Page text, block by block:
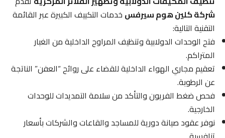
شركة كلين هوم سيرفسخدمات التكييف الكبيرة عبر القائمة
التقنية التالية:
فتح الوحدات الدولابية وتنظيف المراوح الداخلية من الغبار
المتراكم.
تعقيم مجاري الهواء الداخلية للقضاء على روائح “العفن” الناتجة
عن الرطوبة.
فحص ضغط الفريون والتأكد من سلامة التمديدات للوحدات
الخارجية.
نوفر عقود صيانة دورية للمساجد والقاعات والشركات بأسعار